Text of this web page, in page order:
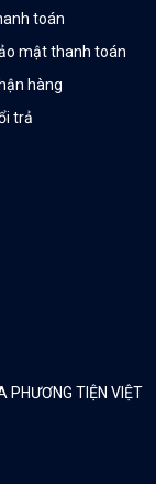
toán
mật thanh toán
hàng
trả
PHƯƠNG TIỆN VIỆT